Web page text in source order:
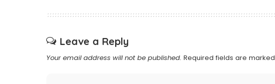
Leave a Reply
Your email address will not be published. Required fields are marked